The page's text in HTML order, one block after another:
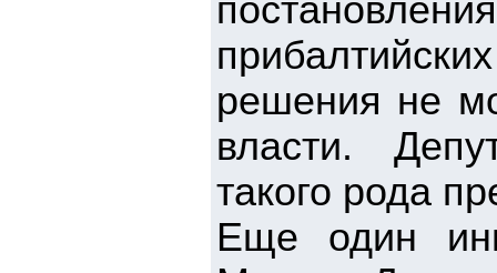
решения не
власти.
такого рода
Еще один